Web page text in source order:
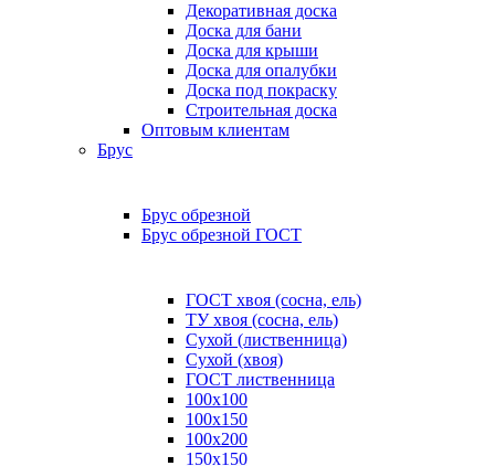
Декоративная доска
Доска для бани
Доска для крыши
Доска для опалубки
Доска под покраску
Строительная доска
Оптовым клиентам
Брус
Брус обрезной
Брус обрезной ГОСТ
ГОСТ хвоя (сосна, ель)
ТУ хвоя (сосна, ель)
Сухой (лиственница)
Сухой (хвоя)
ГОСТ лиственница
100x100
100x150
100x200
150x150